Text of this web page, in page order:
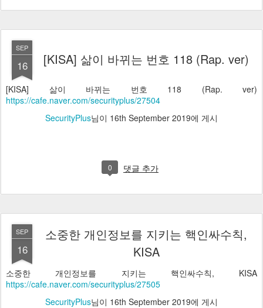
SEP
16 [KISA] 삶이 바뀌는 번호 118 (Rap. ver)
[KISA] 삶이 바뀌는 번호 118 (Rap. ver)
https://cafe.naver.com/securityplus/27504
SecurityPlus님이 16th September 2019에 게시
0 댓글 추가
SEP
16
소중한 개인정보를 지키는 핵인싸수칙,
KISA
소중한 개인정보를 지키는 핵인싸수칙, KISA
https://cafe.naver.com/securityplus/27505
SecurityPlus님이 16th September 2019에 게시